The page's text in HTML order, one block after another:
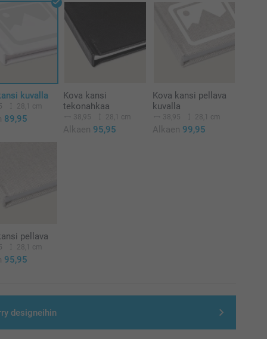
kuvalla
28,1 cm
89,95
Kova kansi
tekonahkaa
38,95 28,1 cm
Alkaen 95,95
Kova kansi pellava
kuvalla
38,95 28,1 cm
Alkaen 99,95
pellava
28,1 cm
95,95
designeihin